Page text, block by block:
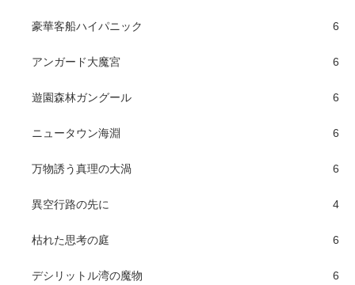
豪華客船ハイパニック 6
アンガード大魔宮 6
遊園森林ガングール 6
ニュータウン海淵 6
万物誘う真理の大渦 6
異空行路の先に 4
枯れた思考の庭 6
デシリットル湾の魔物 6